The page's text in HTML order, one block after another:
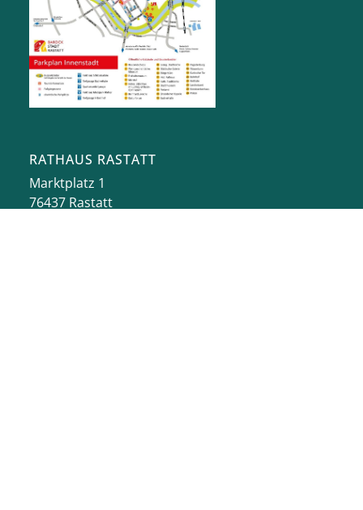
RATHAUS RASTATT
Marktplatz 1
76437 Rastatt